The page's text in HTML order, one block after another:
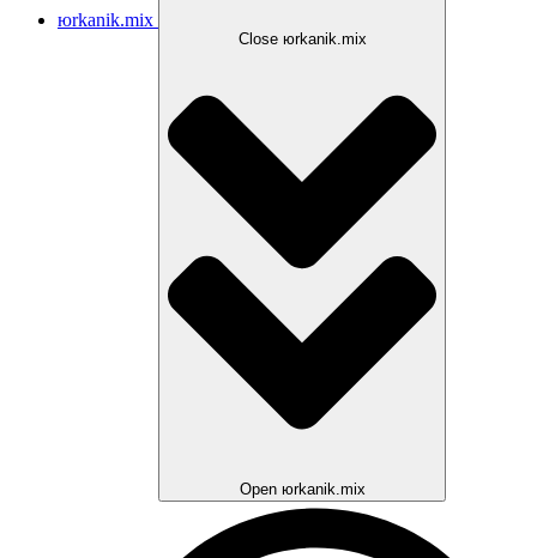
юrkanik.mix
Close юrkanik.mix
Open юrkanik.mix